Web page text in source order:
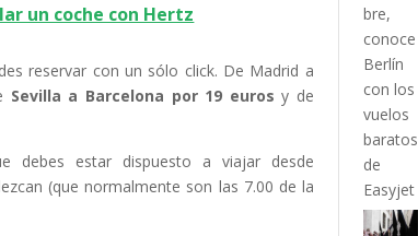
un coche con Hertz
reservar con un sólo click. De Madrid a
Sevilla a Barcelona por 19 euros y de
debes estar dispuesto a viajar desde
(que normalmente son las 7.00 de la